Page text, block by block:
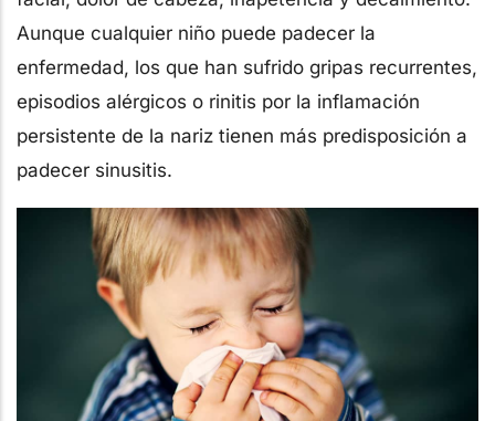
Aunque cualquier niño puede padecer la
enfermedad, los que han sufrido gripas recurrentes,
episodios alérgicos o rinitis por la inflamación
persistente de la nariz tienen más predisposición a
padecer sinusitis.